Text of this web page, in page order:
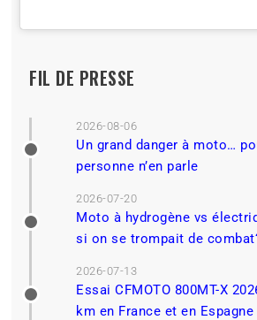
FIL DE PRESSE
2026-08-06
Un grand danger à moto…
personne n’en parle
2026-07-20
Moto à hydrogène vs
si on se trompait de
2026-07-13
Essai CFMOTO 800MT-X
km en France et en Espagne